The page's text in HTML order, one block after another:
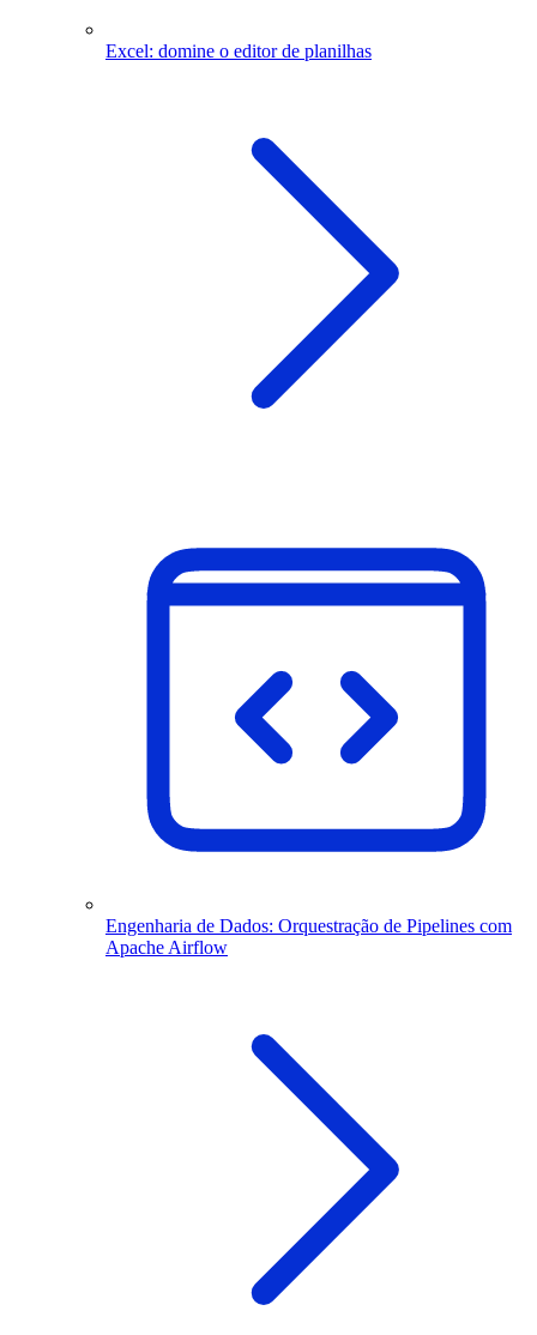
Excel: domine o editor de planilhas
Engenharia de Dados: Orquestração de Pipelines com
Apache Airflow